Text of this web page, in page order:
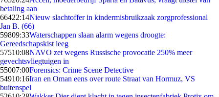
betaling aan
66422:14Nieuw slachtoffer in kindermisbruikzaak zorgprofessional
Jan B. (66)
59809:33Waterschappen slaan alarm wegens droogte:
Gereedschapskist leeg
57510:08NAVO zet wegens Russische provocatie 250% meer
gevechtsvliegtuigen in
55007:00Forensics: Crime Scene Detective
54910:16Iran en Oman eens over route Straat van Hormuz, VS
buitenspel